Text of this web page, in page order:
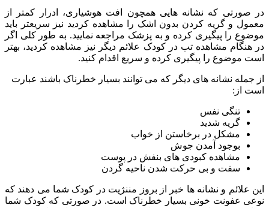
در صورتی که نشانه هایی همچون افت هوشیاری، ادرار کمتر از
معمول و گریه کردن بدون اشک را مشاهده کردید نیز سریعتر باید
موضوع را پیگیری کرده و به پزشک مراجعه نمایید. به طور کلی اگر
در هنگام مشاهده تب در کودک علائم دیگر نیز مشاهده کردید، بهتر
است موضوع را پیگیری کرده و سریع اقدام کنید.
از جمله نشانه های دیگر که می توانند بسیار خطرناک باشند عبارت
است از:‌
تنگی نفس
گریه شدید
مشکل در برخاستن از خواب
بوجود آمدن جوش
مشاهده کبودی های بنفش در پوست
سفت و بی حرکت شدن ناحیه گردن
این علائم و نشانه ها خبر از بروز مننژیت در کودک شما می دهند که
نوعی عفونت خونی بسیار خطرناک است. در صورتی که کودک شما